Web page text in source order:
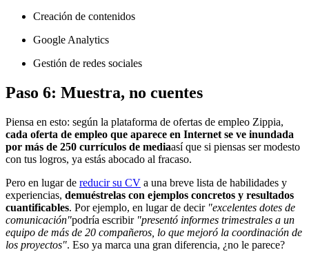
Creación de contenidos
Google Analytics
Gestión de redes sociales
Paso 6: Muestra, no cuentes
Piensa en esto: según la plataforma de ofertas de empleo Zippia,
cada oferta de empleo que aparece en Internet se ve inundada
por más de 250 currículos de mediaasí que si piensas ser modesto
con tus logros, ya estás abocado al fracaso.
Pero en lugar de reducir su CV a una breve lista de habilidades y
experiencias, demuéstrelas con ejemplos concretos y resultados
cuantificables. Por ejemplo, en lugar de decir "excelentes dotes de
comunicación"podría escribir "presentó informes trimestrales a un
equipo de más de 20 compañeros, lo que mejoró la coordinación de
los proyectos". Eso ya marca una gran diferencia, ¿no le parece?